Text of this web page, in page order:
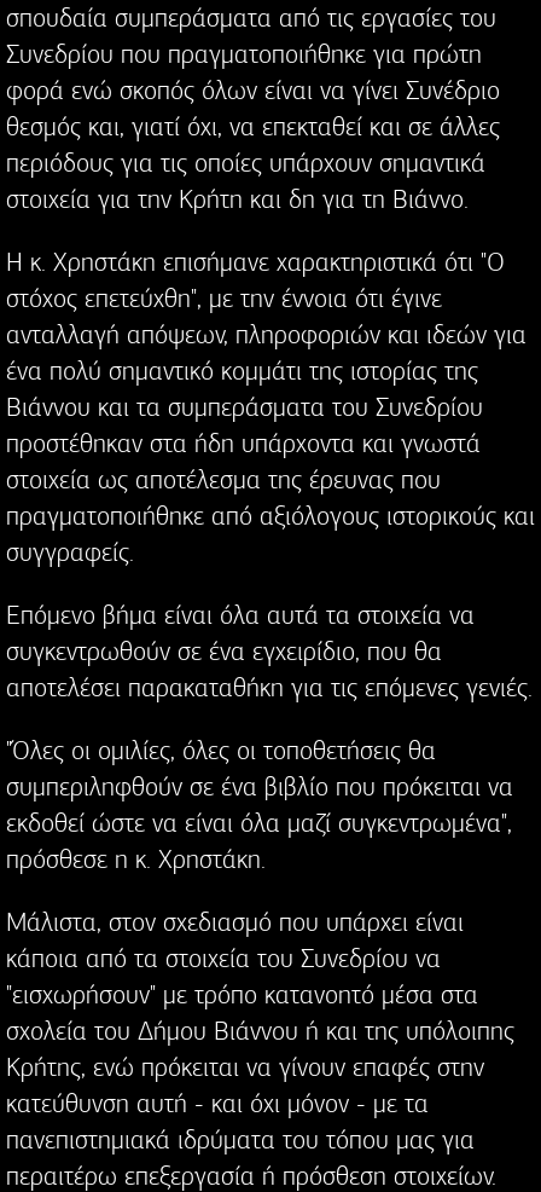
σπουδαία συμπεράσματα από τις εργασίες του
Συνεδρίου που πραγματοποιήθηκε για πρώτη
φορά ενώ σκοπός όλων είναι να γίνει Συνέδριο
θεσμός και, γιατί όχι, να επεκταθεί και σε άλλες
περιόδους για τις οποίες υπάρχουν σημαντικά
στοιχεία για την Κρήτη και δη για τη Βιάννο.
Η κ. Χρηστάκη επισήμανε χαρακτηριστικά ότι "Ο
στόχος επετεύχθη", με την έννοια ότι έγινε
ανταλλαγή απόψεων, πληροφοριών και ιδεών για
ένα πολύ σημαντικό κομμάτι της ιστορίας της
Βιάννου και τα συμπεράσματα του Συνεδρίου
προστέθηκαν στα ήδη υπάρχοντα και γνωστά
στοιχεία ως αποτέλεσμα της έρευνας που
πραγματοποιήθηκε από αξιόλογους ιστορικούς και
συγγραφείς.
Επόμενο βήμα είναι όλα αυτά τα στοιχεία να
συγκεντρωθούν σε ένα εγχειρίδιο, που θα
αποτελέσει παρακαταθήκη για τις επόμενες γενιές.
"Όλες οι ομιλίες, όλες οι τοποθετήσεις θα
συμπεριληφθούν σε ένα βιβλίο που πρόκειται να
εκδοθεί ώστε να είναι όλα μαζί συγκεντρωμένα",
πρόσθεσε η κ. Χρηστάκη.
Μάλιστα, στον σχεδιασμό που υπάρχει είναι
κάποια από τα στοιχεία του Συνεδρίου να
"εισχωρήσουν" με τρόπο κατανοητό μέσα στα
σχολεία του Δήμου Βιάννου ή και της υπόλοιπης
Κρήτης, ενώ πρόκειται να γίνουν επαφές στην
κατεύθυνση αυτή - και όχι μόνον - με τα
πανεπιστημιακά ιδρύματα του τόπου μας για
περαιτέρω επεξεργασία ή πρόσθεση στοιχείων.